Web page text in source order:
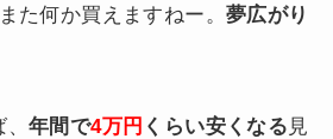
た何か買えますねー。 夢広がり
年間で4万円 くらい安くなる 見